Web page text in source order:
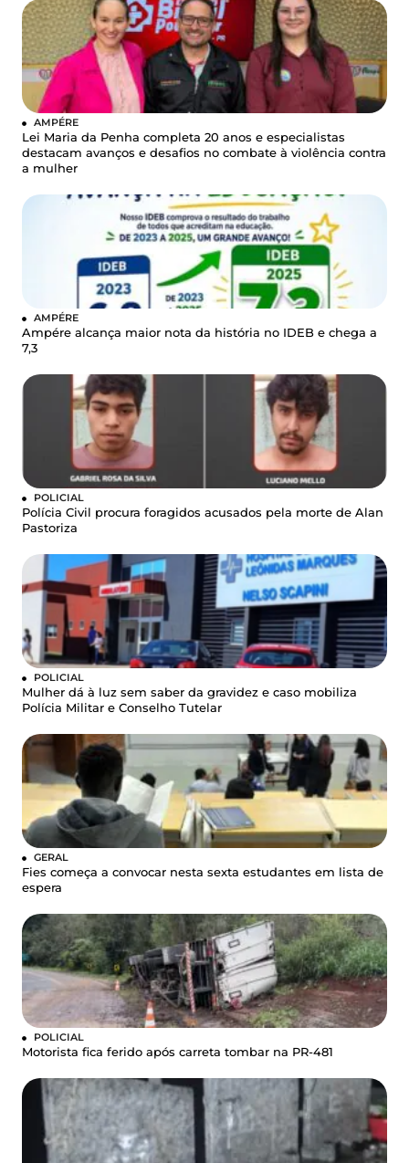
AMPÉRE
Lei Maria da Penha completa 20 anos e especialistas
destacam avanços e desafios no combate à violência contra
a mulher
AMPÉRE
Ampére alcança maior nota da história no IDEB e chega a
7,3
POLICIAL
Polícia Civil procura foragidos acusados pela morte de Alan
Pastoriza
POLICIAL
Mulher dá à luz sem saber da gravidez e caso mobiliza
Polícia Militar e Conselho Tutelar
GERAL
Fies começa a convocar nesta sexta estudantes em lista de
espera
POLICIAL
Motorista fica ferido após carreta tombar na PR-481